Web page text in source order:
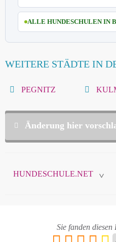
ALLE HUNDESCHULEN IN
WEITERE STÄDTE IN
PEGNITZ
Änderung hier
hundeschule.net verwendet.
HUNDESCHULE.NET >
Sie fanden